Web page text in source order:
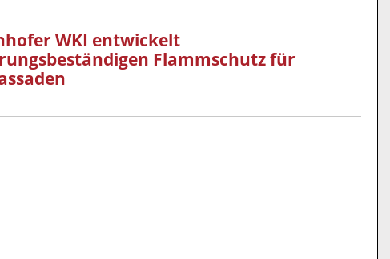
WKI entwickelt
Flammschutz für